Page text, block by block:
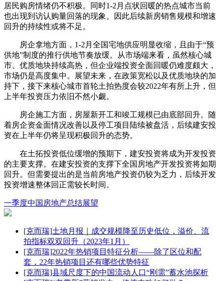
居民购房情绪仍不积极。同时1-2月点状回暖的热点城市当前
也出现到访认购量回落的现象。因此后续新房销售规模和增速
回升的持续性或将不足。
房企拿地方面，1-2月全国宅地供应明显收缩，且由于“预
供地”制度的推行供地节奏放缓。从市场端来看，虽然核心城
市、优质地块持续高热，但企业端投资全面回暖仍难度颇大，
市场仍是高度集中。展望未来，在政策宽松以及优质地块的加
持下，接下来核心城市首轮土拍热度会较2022年有所上升，但
上半年投资压力依旧不然小觑。
房企施工方面，房屋新开工和竣工规模已由底部回升。随
着房企资金面情况改善以及停工项目陆续被盘活，后续建安投
资在上半年仍将呈现积极回升的态势。
在土拓投资低位缓增的预期下，建安投资将成为开发投资
的主要支撑。在建安投资的支撑下全国房地产开发投资将如期
回升。但需要提出的是当前房地产投资仍较为乏力，后续开发
投资增速整体回正需较长时间。
一季度中国房地产总结展望
[克而瑞]土地月报｜成交规模降至历史低位，溢价、流
拍指标双双回升（2023年1月）
[克而瑞]2022年热销项目特征分析——除了区位和配
套，22年热销项目还有哪些优势特征
[克而瑞]县域尺度下的中国流动人口“刚需”蓄水池探析